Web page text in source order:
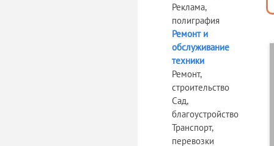
Реклама,
полиграфия
Ремонт и
обслуживание
техники
Ремонт,
строительство
Сад,
благоустройство
Транспорт,
перевозки